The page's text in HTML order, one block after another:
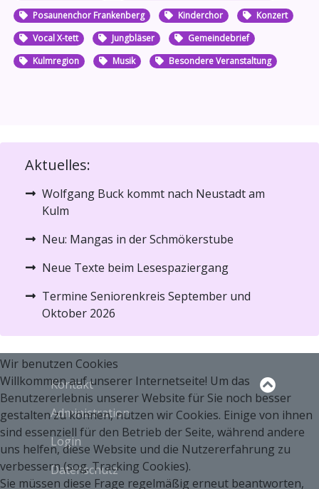
Posaunenchor Frankenberg
Kinderchor
Konzert
Vocal X-tett
Jungbläser
Gemeindebrief
Kulmregion
Musik Besondere Veranstaltung
Aktuelles:
Wolfgang Buck kommt nach Neustadt am
Kulm
Neu: Mangas in der Schmökerstube
Neue Texte beim Lesespaziergang
Termine Seniorenkreis September und
Oktober 2026
Kontakt
Administration
Login
Datenschutz
Wir benutzen Cookies
Willkommen auf unserer Internetseite! Um das
Benutzererlebnis unserer Website für Sie noch besser
gestalten zu können, nutzen wir Cookies. Einige von ihnen
sind essenziell für den Betrieb der Seite, während andere
uns helfen, diese Website und die Nutzererfahrung zu
verbessern (sog. Tracking Cookies).
Sie müssen diese Frage regelmäßig erneut beantworten,